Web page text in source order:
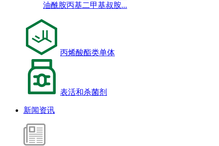
油酰胺丙基二甲基叔胺...
丙烯酸酯类单体
表活和杀菌剂
新闻资讯